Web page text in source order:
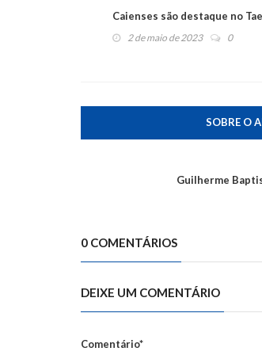
Caienses são destaque no
2 de maio de 2023 0
SOBRE O
Guilherme
0 COMENTÁRIOS
DEIXE UM COMENTÁRIO
Comentário*